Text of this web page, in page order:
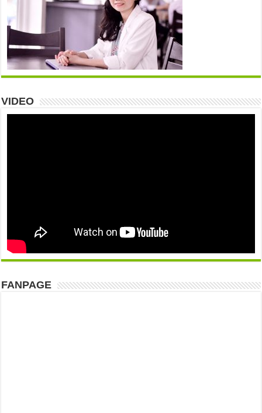
VIDEO
FANPAGE